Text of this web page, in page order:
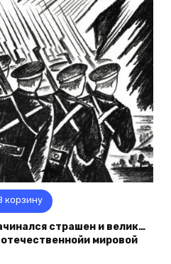
корзину
страшен и велик…
мировой